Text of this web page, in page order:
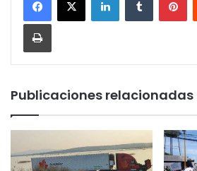
Imprimir
Publicaciones relacionadas